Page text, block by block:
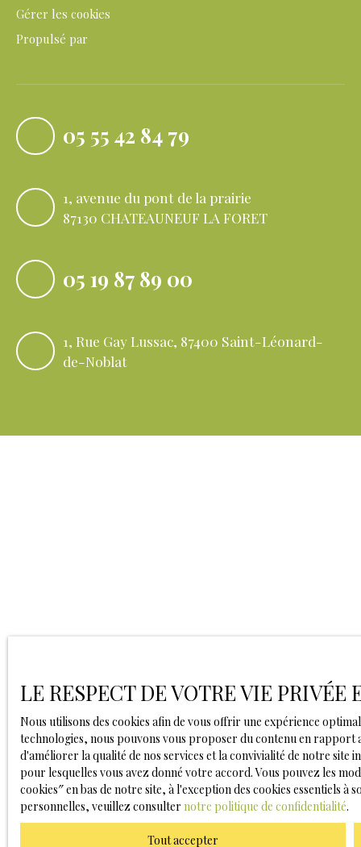
Gérer les cookies
Propulsé par
05 55 42 84 79
1, avenue du pont de la prairie
87130 CHATEAUNEUF LA FORET
05 19 87 89 00
1, Rue Gay Lussac, 87400 Saint-Léonard-
de-Noblat
LE RESPECT DE VOTRE VIE PRIVÉE
Nous utilisons des cookies afin de vous offrir une expérience
technologies, nous pouvons vous proposer du contenu en rapport
d'améliorer la qualité de nos services et la convivialité de notre
pour lesquelles vous avez donné votre accord. Vous pouvez les
cookies″ en bas de notre site, à l'exception des cookies essentiels
personnelles, veuillez consulter notre politique de confidentialité.
Tout accepter